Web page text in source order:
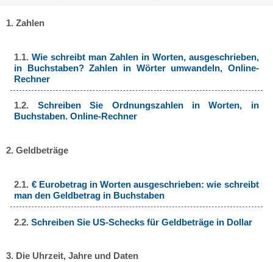
1. Zahlen
1.1.Wie schreibt man Zahlen in Worten, ausgeschrieben,
in Buchstaben? Zahlen in Wörter umwandeln, Online-
Rechner
1.2. Schreiben Sie Ordnungszahlen in Worten, in
Buchstaben. Online-Rechner
2. Geldbeträge
2.1. € Eurobetrag in Worten ausgeschrieben: wie schreibt
man den Geldbetrag in Buchstaben
2.2.Schreiben Sie US-Schecks für Geldbeträge in Dollar
3. Die Uhrzeit, Jahre und Daten